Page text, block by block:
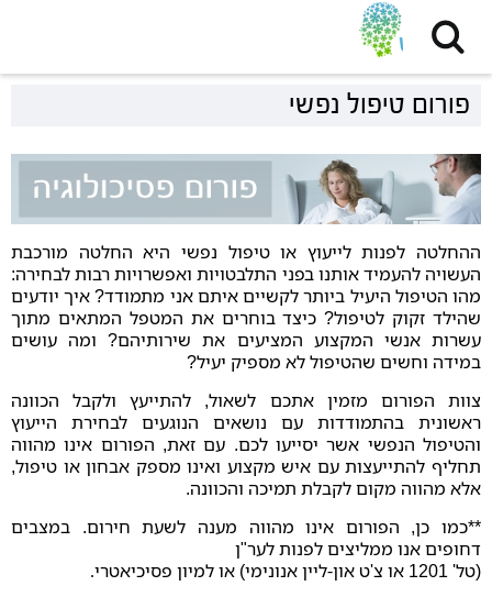
פורום טיפול נפשי
ההחלטה לפנות לייעוץ או טיפול נפשי היא החלטה מורכבת
העשויה להעמיד אותנו בפני התלבטויות ואפשרויות רבות לבחירה:
מהו הטיפול היעיל ביותר לקשיים איתם אני מתמודד? איך יודעים
שהילד זקוק לטיפול? כיצד בוחרים את המטפל המתאים מתוך
עשרות אנשי המקצוע המציעים את שירותיהם? ומה עושים
במידה וחשים שהטיפול לא מספיק יעיל?
צוות הפורום מזמין אתכם לשאול, להתייעץ ולקבל הכוונה
ראשונית בהתמודדות עם נושאים הנוגעים לבחירת הייעוץ
והטיפול הנפשי אשר יסייעו לכם. עם זאת, הפורום אינו מהווה
תחליף להתייעצות עם איש מקצוע ואינו מספק אבחון או טיפול,
אלא מהווה מקום לקבלת תמיכה והכוונה.
**כמו כן, הפורום אינו מהווה מענה לשעת חירום. במצבים
דחופים אנו ממליצים לפנות לער"ן
(טל' 1201 או צ'ט און-ליין אנונימי) או למיון פסיכיאטרי
.